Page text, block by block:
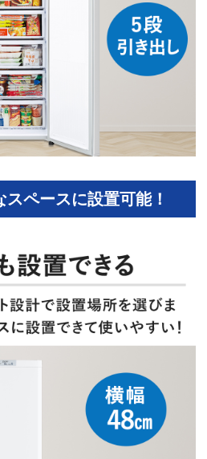
スペースに設置可能！